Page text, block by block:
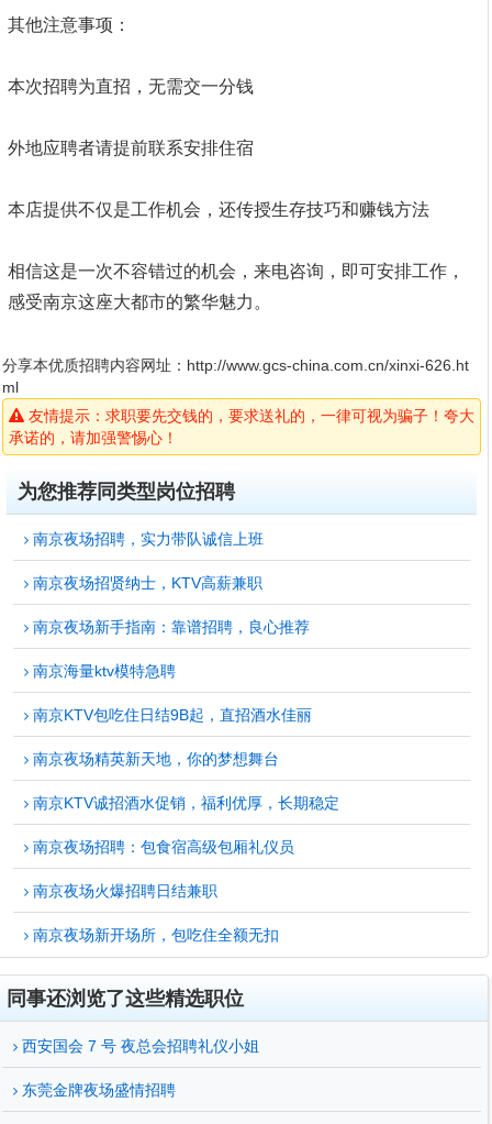
其他注意事项：
本次招聘为直招，无需交一分钱
外地应聘者请提前联系安排住宿
本店提供不仅是工作机会，还传授生存技巧和赚钱方法
相信这是一次不容错过的机会，来电咨询，即可安排工作，
感受南京这座大都市的繁华魅力。
分享本优质招聘内容网址： http://www.gcs-china.com.cn/xinxi-626.ht
ml
友情提示：求职要先交钱的，要求送礼的，一律可视为骗子！夸大
承诺的，请加强警惕心！
为您推荐同类型岗位招聘
南京夜场招聘，实力带队诚信上班
南京夜场招贤纳士，KTV高薪兼职
南京夜场新手指南：靠谱招聘，良心推荐
南京海量ktv模特急聘
南京KTV包吃住日结9B起，直招酒水佳丽
南京夜场精英新天地，你的梦想舞台
南京KTV诚招酒水促销，福利优厚，长期稳定
南京夜场招聘：包食宿高级包厢礼仪员
南京夜场火爆招聘日结兼职
南京夜场新开场所，包吃住全额无扣
同事还浏览了这些精选职位
西安国会 7 号 夜总会招聘礼仪小姐
东莞金牌夜场盛情招聘